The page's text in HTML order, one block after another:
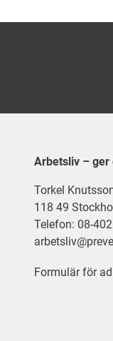
Arbetsliv – ger
Torkel
118 49
Telefon: 08-
Formulär för